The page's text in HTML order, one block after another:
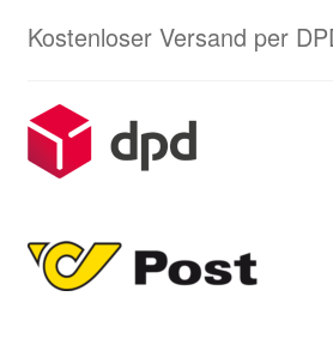
Kostenloser Versand per